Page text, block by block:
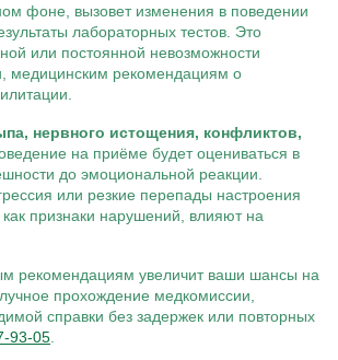
фоне, вызовет изменения в поведении
лабораторных тестов. Это
или постоянной невозможности
медицинским рекомендациям о
нервного истощения, конфликтов,
на приёме будет оцениваться в
до эмоциональной реакции.
или резкие перепады настроения
признаки нарушений, влияют на
рекомендациям увеличит ваши шансы на
прохождение медкомиссии,
справки без задержек или повторных
93-05